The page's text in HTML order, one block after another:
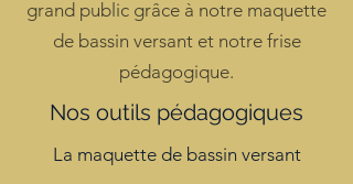
grand public grâce à notre maquette
de bassin versant et notre frise
pédagogique.
Nos outils pédagogiques
La maquette de bassin versant